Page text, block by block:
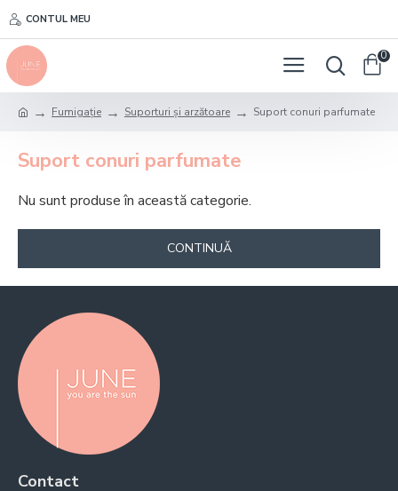
CONTUL MEU
0
Fumigație Suporturi și arzătoare Suport conuri parfumate
Suport conuri parfumate
Nu sunt produse în această categorie.
CONTINUĂ
Contact